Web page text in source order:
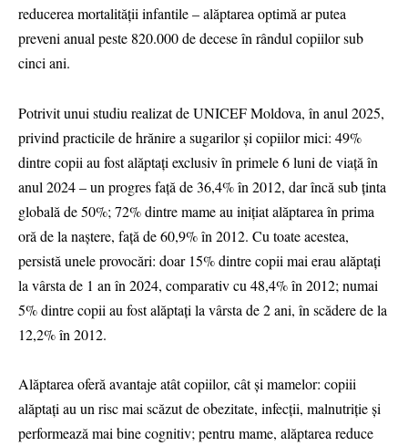
reducerea mortalității infantile – alăptarea optimă ar putea
preveni anual peste 820.000 de decese în rândul copiilor sub
cinci ani.
Potrivit unui studiu realizat de UNICEF Moldova, în anul 2025,
privind practicile de hrănire a sugarilor și copiilor mici: 49%
dintre copii au fost alăptați exclusiv în primele 6 luni de viață în
anul 2024 – un progres față de 36,4% în 2012, dar încă sub ținta
globală de 50%; 72% dintre mame au inițiat alăptarea în prima
oră de la naștere, față de 60,9% în 2012. Cu toate acestea,
persistă unele provocări: doar 15% dintre copii mai erau alăptați
la vârsta de 1 an în 2024, comparativ cu 48,4% în 2012; numai
5% dintre copii au fost alăptați la vârsta de 2 ani, în scădere de la
12,2% în 2012.
Alăptarea oferă avantaje atât copiilor, cât și mamelor: copiii
alăptați au un risc mai scăzut de obezitate, infecții, malnutriție și
performează mai bine cognitiv; pentru mame, alăptarea reduce